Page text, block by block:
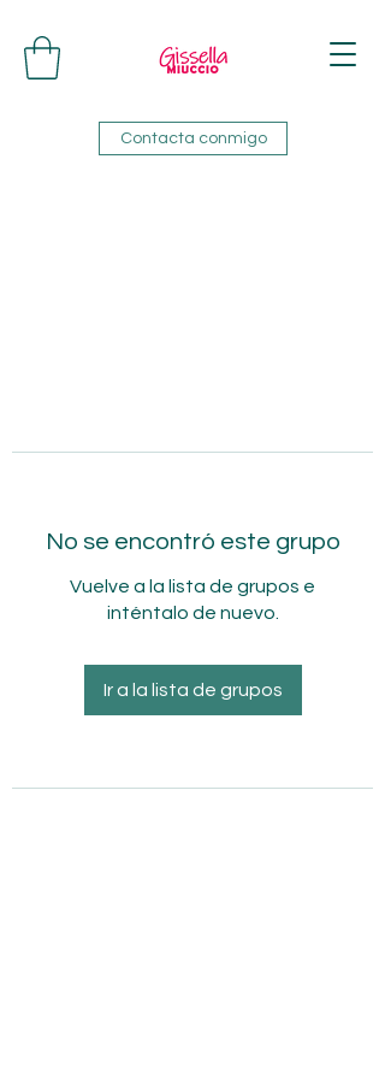
Contacta conmigo
No se encontró este grupo
Vuelve a la lista de grupos e
inténtalo de nuevo.
Ir a la lista de grupos